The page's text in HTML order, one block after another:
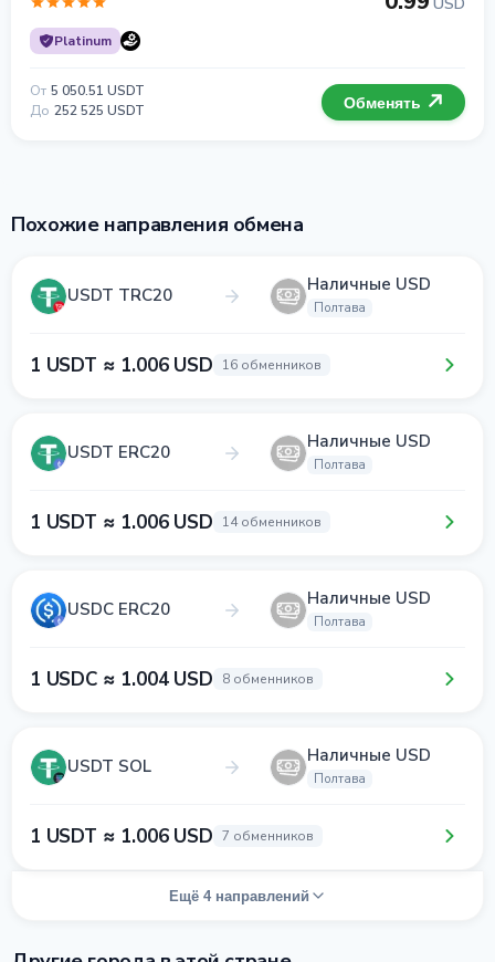
Platinum
От 5 050.51 USDT
До 252 525 USDT Обменять
Похожие направления обмена
USDT TRC20 Наличные USD
Полтава
1 USDT ≈ 1.006 USD 16 обменников
USDT ERC20 Наличные USD
Полтава
1 USDT ≈ 1.006 USD 14 обменников
USDC ERC20 Наличные USD
Полтава
1 USDC ≈ 1.004 USD 8 обменников
USDT SOL Наличные USD
Полтава
1 USDT ≈ 1.006 USD 7 обменников
Ещё 4 направлений